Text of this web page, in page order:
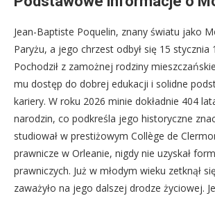
Jean-Baptiste Poquelin, znany światu jako
Paryżu, a jego chrzest odbył się 15 stycznia
Pochodził z zamożnej rodziny
mu dostęp do dobrej edukacji i solidne
kariery. W roku 2026 minie dokładnie 404
narodzin, co podkreśla jego historyczne
studiował w prestiżowym Collège de
prawnicze w Orleanie, nigdy nie uzyskał
prawniczych. Już w młodym wieku zetknął
zaważyło na jego dalszej drodze życiowej.